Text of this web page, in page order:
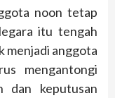
noon tetap
itu tengah
menjadi anggota
mengantongi
dan keputusan